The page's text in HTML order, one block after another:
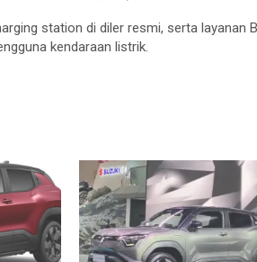
station di diler resmi, serta layanan
kendaraan listrik.